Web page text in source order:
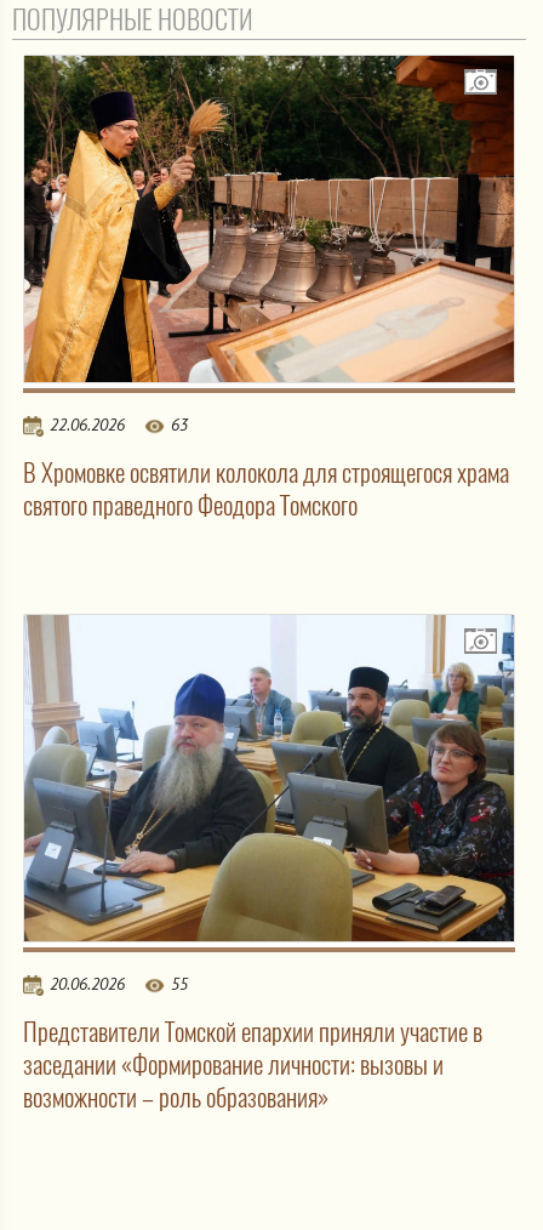
ПОПУЛЯРНЫЕ НОВОСТИ
22.06.2026 63
В Хромовке освятили колокола для строящегося храма
святого праведного Феодора Томского
20.06.2026 55
Представители Томской епархии приняли участие в
заседании «Формирование личности: вызовы и
возможности – роль образования»